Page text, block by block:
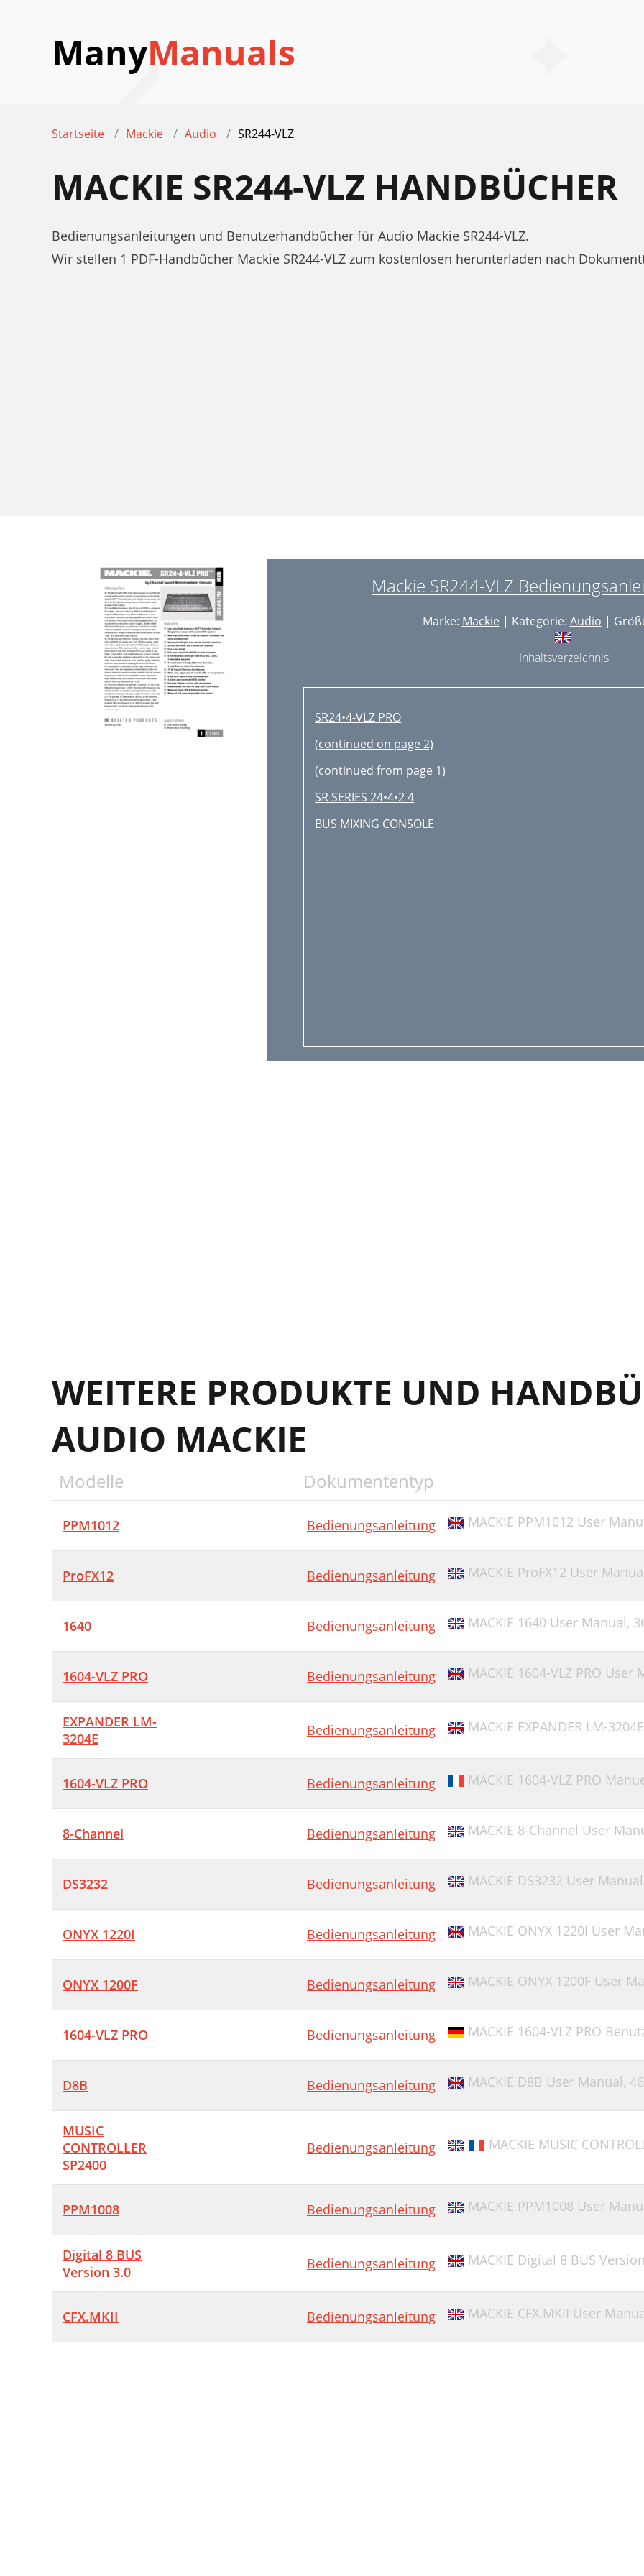
ManyManuals
Startseite Mackie Audio SR244-VLZ
MACKIE SR244-VLZ HANDBÜCHER
Bedienungsanleitungen und Benutzerhandbücher für Audio Mackie SR244-VLZ.
Wir stellen 1 PDF-Handbücher Mackie SR244-VLZ zum kostenlosen herunterladen nach
Mackie SR244-VLZ
Marke: Mackie | Kategorie: Audio |
Inhaltsverzeichnis
SR24•4-VLZ PRO
(continued on page 2)
(continued from page 1)
SR SERIES 24•4•2 4
BUS MIXING CONSOLE
WEITERE PRODUKTE UND
AUDIO MACKIE
Modelle Dokumententyp
PPM1012 Bedienungsanleitung MACKIE PPM1012 User
ProFX12 Bedienungsanleitung MACKIE ProFX12 User
1640 Bedienungsanleitung MACKIE 1640 User Manual,
1604-VLZ PRO Bedienungsanleitung MACKIE 1604-VLZ PRO User
EXPANDER LM-
3204E
Bedienungsanleitung MACKIE EXPANDER LM-
1604-VLZ PRO Bedienungsanleitung MACKIE 1604-VLZ PRO
8-Channel Bedienungsanleitung MACKIE 8-Channel User
DS3232 Bedienungsanleitung MACKIE DS3232 User
ONYX 1220I Bedienungsanleitung MACKIE ONYX 1220I User
ONYX 1200F Bedienungsanleitung MACKIE ONYX 1200F User
1604-VLZ PRO Bedienungsanleitung MACKIE 1604-VLZ PRO
D8B Bedienungsanleitung MACKIE D8B User Manual,
MUSIC
CONTROLLER
SP2400
Bedienungsanleitung MACKIE MUSIC
PPM1008 Bedienungsanleitung MACKIE PPM1008 User
Digital 8 BUS
Version 3.0
Bedienungsanleitung MACKIE Digital 8 BUS
CFX.MKII Bedienungsanleitung MACKIE CFX.MKII User